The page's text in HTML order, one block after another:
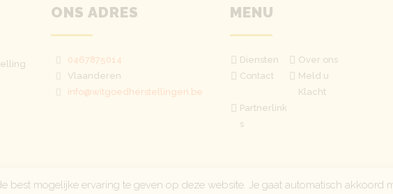
ONS ADRES
0467875014
Vlaanderen
info@witgoedherstellingen.be
MENU
Diensten
Over ons
Contact
Meld u
Klacht
Partnerlink
s
best mogelijke ervaring te geven op deze website. Je gaat automatisch